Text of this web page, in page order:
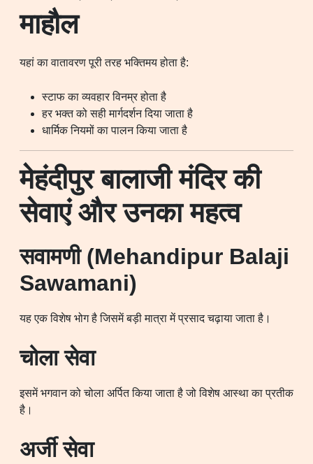
माहौल
यहां का वातावरण पूरी तरह भक्तिमय होता है:
स्टाफ का व्यवहार विनम्र होता है
हर भक्त को सही मार्गदर्शन दिया जाता है
धार्मिक नियमों का पालन किया जाता है
मेहंदीपुर बालाजी मंदिर की
सेवाएं और उनका महत्व
सवामणी (Mehandipur Balaji
Sawamani)
यह एक विशेष भोग है जिसमें बड़ी मात्रा में प्रसाद चढ़ाया जाता है।
चोला सेवा
इसमें भगवान को चोला अर्पित किया जाता है जो विशेष आस्था का प्रतीक
है।
अर्जी सेवा